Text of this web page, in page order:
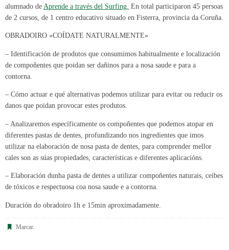
alumnado de Aprende a través del Surfing. En total participaron 45 persoas
de 2 cursos, de 1 centro educativo situado en Fisterra, provincia da Coruña.
OBRADOIRO «COÍDATE NATURALMENTE»
– Identificación de produtos que consumimos habitualmente e localización
de compoñentes que poidan ser dañinos para a nosa saude e para a
contorna.
– Cómo actuar e qué alternativas podemos utilizar para evitar ou reducir os
danos que poidan provocar estes produtos.
– Analizaremos específicamente os compoñentes que podemos atopar en
diferentes pastas de dentes, profundizando nos ingredientes que imos
utilizar na elaboración de nosa pasta de dentes, para comprender mellor
cales son as súas propiedades, características e diferentes aplicacións.
– Elaboración dunha pasta de dentes a utilizar compoñentes naturais, ceibes
de tóxicos e respectuosa coa nosa saude e a contorna.
Duración do obradoiro 1h e 15min aproximadamente.
Marcar.